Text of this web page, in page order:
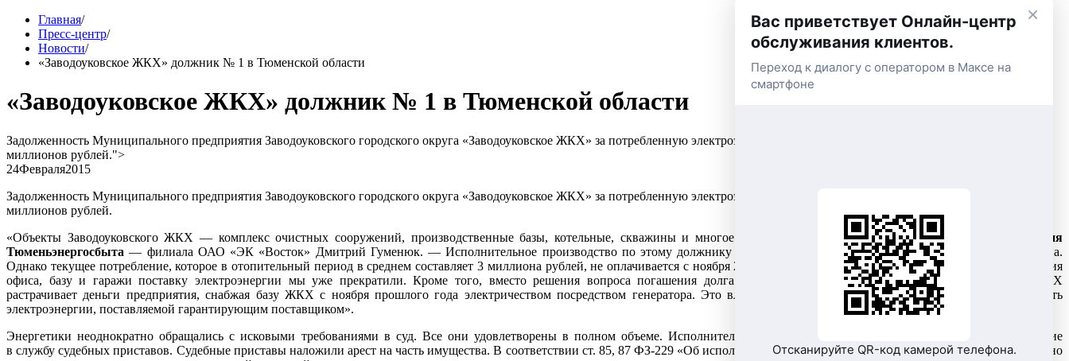
Главная/
Пресс-центр/
Новости/
«Заводоуковское ЖКХ» должник № 1 в Тюменской области
«Заводоуковское ЖКХ» должник № 1 в Тюменской области
Задолженность Муниципального предприятия Заводоуковского городского округа «Заводоуковское ЖКХ» за потребленную электроэнергию перед ОАО «ЭК «Восток» составляет более 13
миллионов рублей.">
24Февраля2015
Задолженность Муниципального предприятия Заводоуковского городского округа «Заводоуковское ЖКХ» за потребленную электроэнергию перед ОАО «ЭК «Восток» составляет более 13
миллионов рублей.
«Объекты Заводоуковского ЖКХ — комплекс очистных сооружений, производственные базы, котельные, скважины и многое другое, - комментируетдиректор Южного управления
Тюменьэнергосбыта — филиала ОАО «ЭК «Восток» Дмитрий Гуменюк. — Исполнительное производство по этому должнику ведется с прошлого года. Часть задолженности погашена.
Однако текущее потребление, которое в отопительный период в среднем составляет 3 миллиона рублей, не оплачивается с ноября 2014 года. Поэтому долг предприятия растет. В помещения
офиса, базу и гаражи поставку электроэнергии мы уже прекратили. Кроме того, вместо решения вопроса погашения долга перед энергетиками руководство Заводоуковского ЖКХ
растрачивает деньги предприятия, снабжая базу ЖКХ с ноября прошлого года электричеством посредством генератора. Это влечет за собой расходы, превышающие в разы стоимость
электроэнергии, поставляемой гарантирующим поставщиком».
Энергетики неоднократно обращались с исковыми требованиями в суд. Все они удовлетворены в полном объеме. Исполнительные документы переданы на принудительное взыскание
в службу судебных приставов. Судебные приставы наложили арест на часть имущества. В соответствии ст. 85, 87 ФЗ-229 «Об исполнительном производстве» имущество, на которое обращено
×
Вас приветствует Онлайн-центр
обслуживания клиентов.
Переход к диалогу с оператором в Максе на
смартфоне
Отсканируйте QR-код камерой телефона.